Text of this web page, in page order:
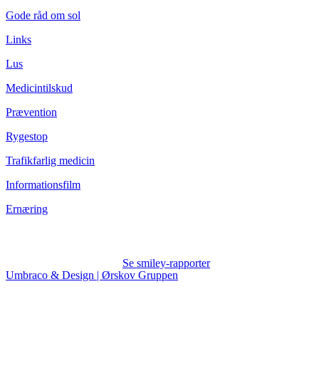
Gode råd om sol
Links
Lus
Medicintilskud
Prævention
Rygestop
Trafikfarlig medicin
Informationsfilm
Ernæring
Se smiley-rapporter
Umbraco & Design | Ørskov Gruppen